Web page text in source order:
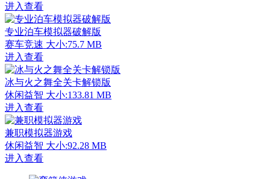
进入查看
专业泊车模拟器破解版
赛车竞速 大小:75.7 MB
进入查看
冰与火之舞全关卡解锁版
休闲益智 大小:133.81 MB
进入查看
兼职模拟器游戏
休闲益智 大小:92.28 MB
进入查看